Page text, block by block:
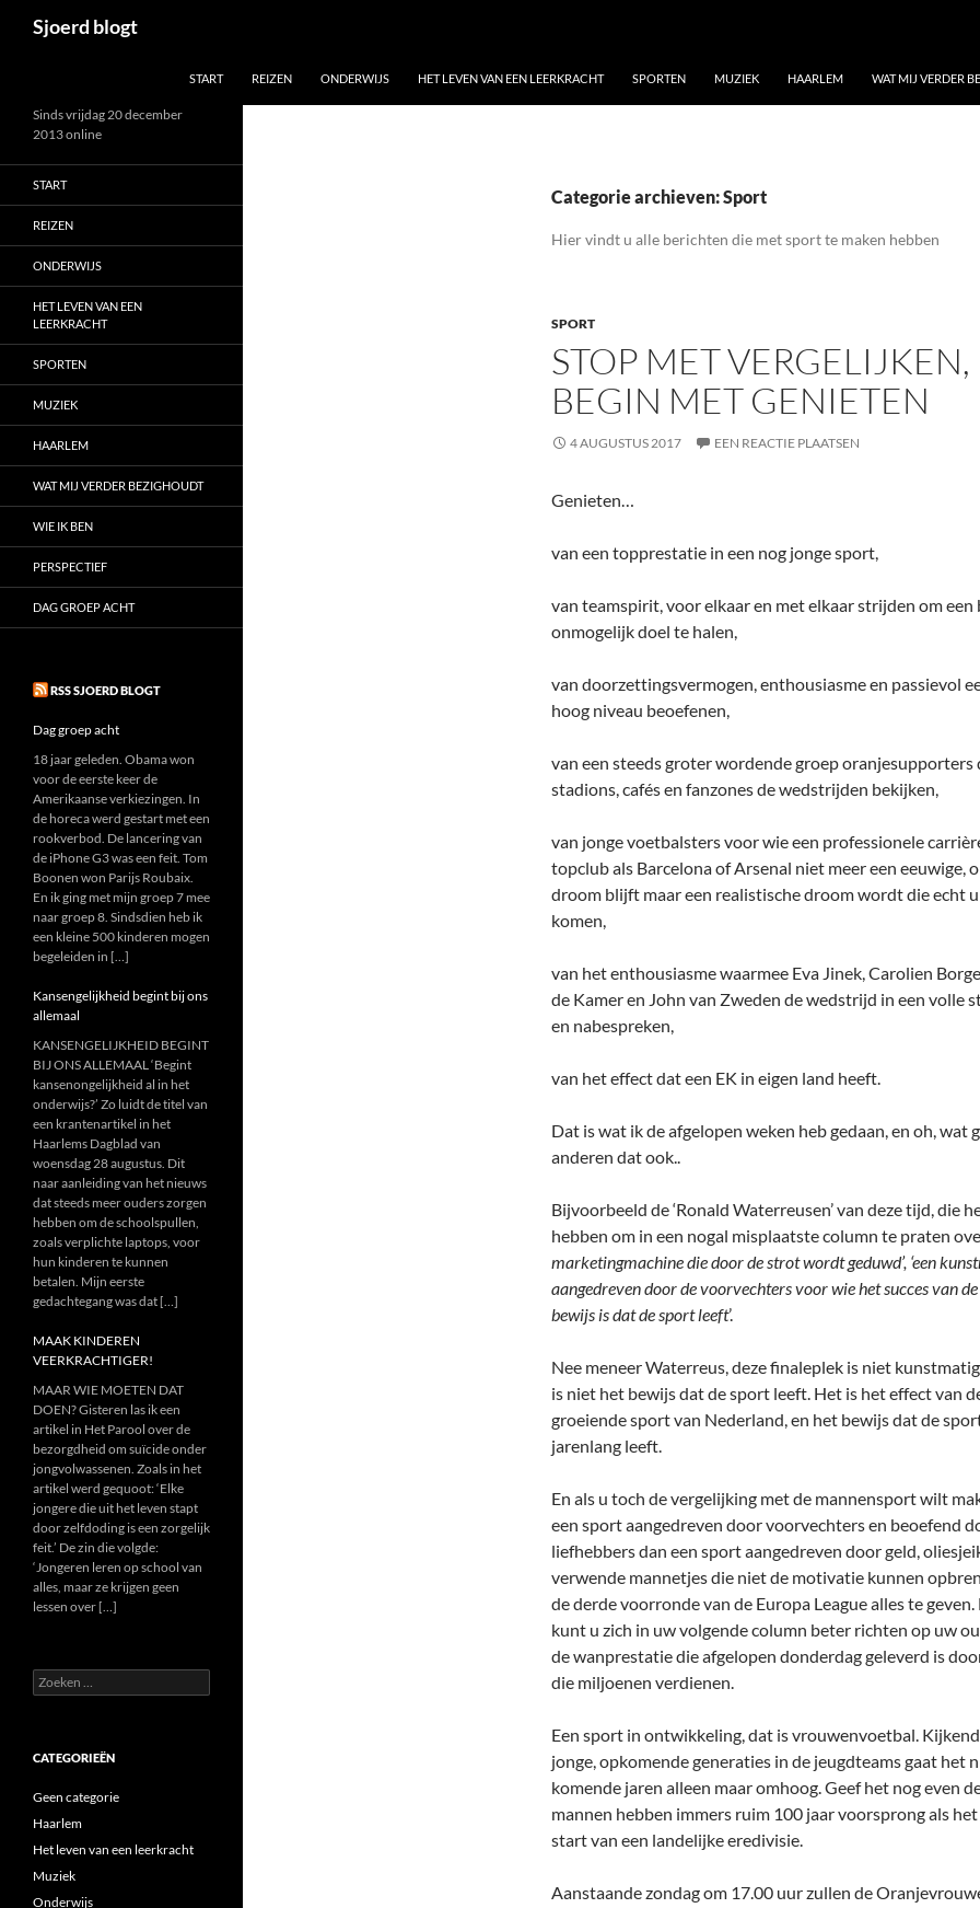
Sjoerd blogt
START REIZEN ONDERWIJS HET LEVEN VAN EEN LEERKRACHT SPORTEN MUZIEK HAARLEM WAT MIJ VERDER
Categorie archieven: Sport
Hier vindt u alle berichten die met sport te maken hebben
SPORT
STOP MET VERGELIJKEN,
BEGIN MET GENIETEN
4 AUGUSTUS 2017 EEN REACTIE PLAATSEN
Genieten…
van een topprestatie in een nog jonge sport,
van teamspirit, voor elkaar en met elkaar strijden om een
onmogelijk doel te halen,
van doorzettingsvermogen, enthousiasme en passievol
hoog niveau beoefenen,
van een steeds groter wordende groep oranjesupporters
stadions, cafés en fanzones de wedstrijden bekijken,
van jonge voetbalsters voor wie een professionele
topclub als Barcelona of Arsenal niet meer een eeuwige,
droom blijft maar een realistische droom wordt die echt
komen,
van het enthousiasme waarmee Eva Jinek, Carolien
de Kamer en John van Zweden de wedstrijd in een volle
en nabespreken,
van het effect dat een EK in eigen land heeft.
Dat is wat ik de afgelopen weken heb gedaan, en oh, wat
anderen dat ook..
Bijvoorbeeld de ‘Ronald Waterreusen’ van deze tijd, die
hebben om in een nogal misplaatste column te praten
marketingmachine die door de strot wordt geduwd’, ‘een
aangedreven door de voorvechters voor wie het succes van
bewijs is dat de sport leeft’.
Nee meneer Waterreus, deze finaleplek is niet
is niet het bewijs dat de sport leeft. Het is het effect van
groeiende sport van Nederland, en het bewijs dat de
jarenlang leeft.
En als u toch de vergelijking met de mannensport wilt
een sport aangedreven door voorvechters en beoefend
liefhebbers dan een sport aangedreven door geld,
verwende mannetjes die niet de motivatie kunnen
de derde voorronde van de Europa League alles te
kunt u zich in uw volgende column beter richten op uw
de wanprestatie die afgelopen donderdag geleverd is
die miljoenen verdienen.
Een sport in ontwikkeling, dat is vrouwenvoetbal.
jonge, opkomende generaties in de jeugdteams gaat het
komende jaren alleen maar omhoog. Geef het nog even
mannen hebben immers ruim 100 jaar voorsprong als
start van een landelijke eredivisie.
Aanstaande zondag om 17.00 uur zullen de
Sinds vrijdag 20 december
2013 online
START
REIZEN
ONDERWIJS
HET LEVEN VAN EEN
LEERKRACHT
SPORTEN
MUZIEK
HAARLEM
WAT MIJ VERDER BEZIGHOUDT
WIE IK BEN
PERSPECTIEF
DAG GROEP ACHT
RSS SJOERD BLOGT
Dag groep acht
18 jaar geleden. Obama won
voor de eerste keer de
Amerikaanse verkiezingen. In
de horeca werd gestart met een
rookverbod. De lancering van
de iPhone G3 was een feit. Tom
Boonen won Parijs Roubaix.
En ik ging met mijn groep 7 mee
naar groep 8. Sindsdien heb ik
een kleine 500 kinderen mogen
begeleiden in […]
Kansengelijkheid begint bij ons
allemaal
KANSENGELIJKHEID BEGINT
BIJ ONS ALLEMAAL ‘Begint
kansenongelijkheid al in het
onderwijs?’ Zo luidt de titel van
een krantenartikel in het
Haarlems Dagblad van
woensdag 28 augustus. Dit
naar aanleiding van het nieuws
dat steeds meer ouders zorgen
hebben om de schoolspullen,
zoals verplichte laptops, voor
hun kinderen te kunnen
betalen. Mijn eerste
gedachtegang was dat […]
MAAK KINDEREN
VEERKRACHTIGER!
MAAR WIE MOETEN DAT
DOEN? Gisteren las ik een
artikel in Het Parool over de
bezorgdheid om suïcide onder
jongvolwassenen. Zoals in het
artikel werd gequoot: ‘Elke
jongere die uit het leven stapt
door zelfdoding is een zorgelijk
feit.’ De zin die volgde:
‘Jongeren leren op school van
alles, maar ze krijgen geen
lessen over […]
Zoeken
naar:
CATEGORIEËN
Geen categorie
Haarlem
Het leven van een leerkracht
Muziek
Onderwijs